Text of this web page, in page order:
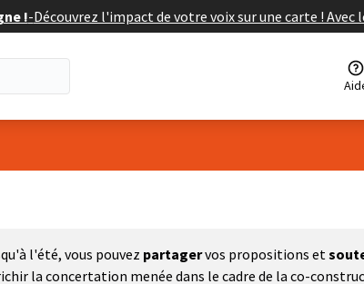
!-Découvrez l'impact de votre voix sur une carte !
l'été, vous pouvez partagervos propositions et
la concertation menée dans le cadre de la co-